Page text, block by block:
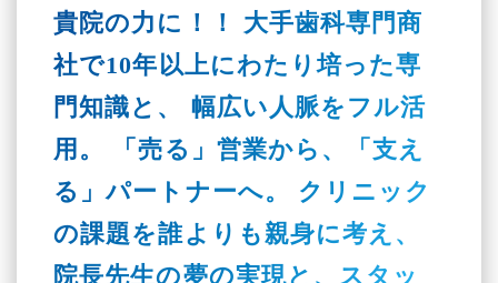
貴院の力に！！
大手歯科専門商
社で10年以上にわたり培った専
門知識と、
幅広い人脈をフル活
用。
「売る」営業から、「支え
る」パートナーへ。
クリニック
の課題を誰よりも親身に考え、
院長先生の夢の実現と、スタッ